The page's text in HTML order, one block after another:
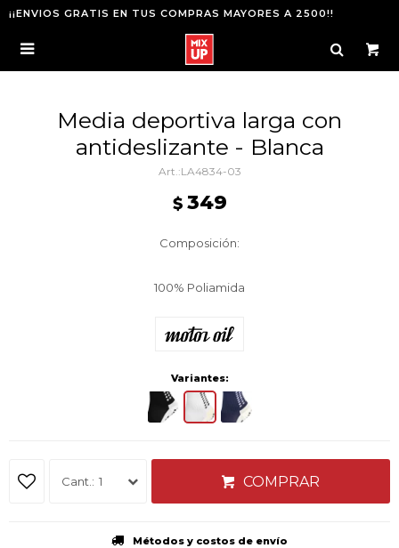
¡¡ENVIOS GRATIS EN TUS COMPRAS MAYORES A 2500!!

Media deportiva larga con
antideslizante - Blanca
LA4834-03
$ 349
Composición:
100% Poliamida
Variantes:
1 COMPRAR
Métodos y costos de envío